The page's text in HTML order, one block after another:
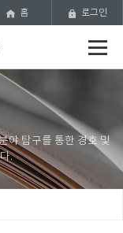
메
홈 로그인